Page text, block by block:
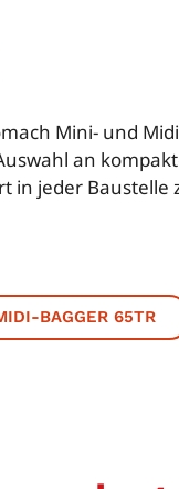
Mini- und
an
in jeder Baustelle
BAGGER 65TR